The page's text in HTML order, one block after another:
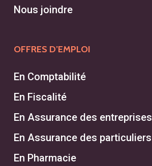
Nous joindre
OFFRES D’EMPLOI
En Comptabilité
En Fiscalité
En Assurance des entreprises
En Assurance des particuliers
En Pharmacie